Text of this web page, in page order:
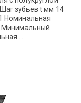
зубьев t мм 14
Номинальная
Минимальный
...